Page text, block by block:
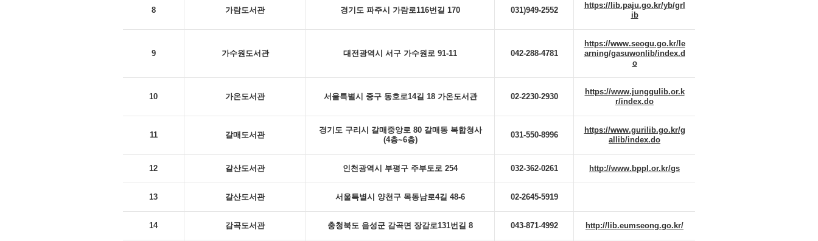
8 가람도서관 경기도 파주시 가람로116번길 170 031)949-2552
https://lib.paju.go.kr/yb/grl
ib
9 가수원도서관 대전광역시 서구 가수원로 91-11 042-288-4781
https://www.seogu.go.kr/le
arning/gasuwonlib/index.d
o
10 가온도서관 서울특별시 중구 동호로14길 18 가온도서관 02-2230-2930
https://www.junggulib.or.k
r/index.do
11 갈매도서관
경기도 구리시 갈매중앙로 80 갈매동 복합청사
(4층~6층)
031-550-8996
https://www.gurilib.go.kr/g
allib/index.do
12 갈산도서관 인천광역시 부평구 주부토로 254 032-362-0261 http://www.bppl.or.kr/gs
13 갈산도서관 서울특별시 양천구 목동남로4길 48-6 02-2645-5919
14 감곡도서관 충청북도 음성군 감곡면 장감로131번길 8 043-871-4992 http://lib.eumseong.go.kr/